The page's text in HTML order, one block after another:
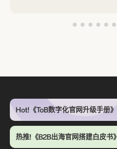
Hot!《ToB数字化官网升级手册》
热推!《B2B出海官网搭建白皮书》